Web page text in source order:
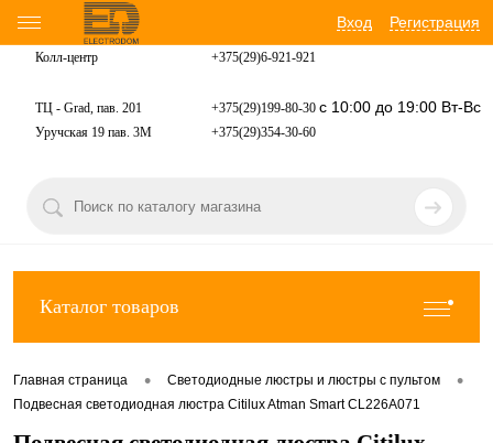
Вход Регистрация
Колл-центр +375(29)6-921-921
ТЦ - Grad, пав. 201 +375(29)199-80-30 с 10:00 до 19:00 Вт-Вс
Уручская 19 пав. 3М +375(29)354-30-60
Каталог товаров
Главная страница • Светодиодные люстры и люстры с пультом •
Подвесная светодиодная люстра Citilux Atman Smart CL226A071